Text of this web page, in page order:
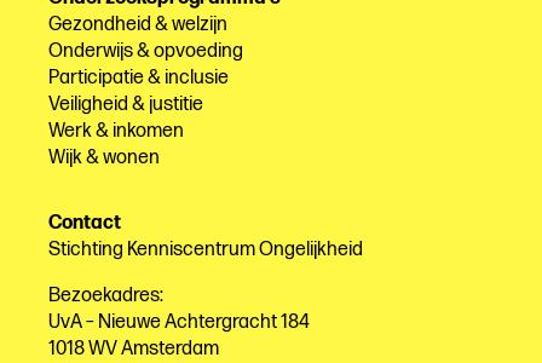
Gezondheid & welzijn
Onderwijs & opvoeding
Participatie & inclusie
Veiligheid & justitie
Werk & inkomen
Wijk & wonen
Contact
Stichting Kenniscentrum Ongelijkheid
Bezoekadres:
UvA – Nieuwe Achtergracht 184
1018 WV Amsterdam